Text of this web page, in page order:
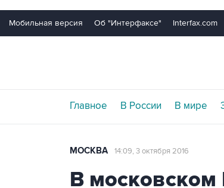
Мобильная версия Об "Интерфаксе" Interfax.com
Главное В России В мире
МОСКВА 14:09, 3 октября 2016
В московском